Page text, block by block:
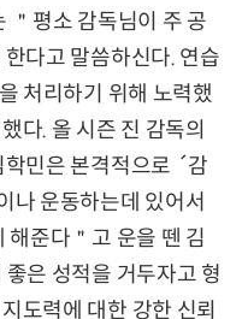
＂평소 감독님이 주 공
다고 말씀하신다. 연습
처리하기 위해 노력했
다. 올 시즌 진 감독의
민은 본격적으로 ´감
나 운동하는데 있어서
해준다＂고 운을 뗀 김
은 성적을 거두자고 형
도력에 대한 강한 신뢰